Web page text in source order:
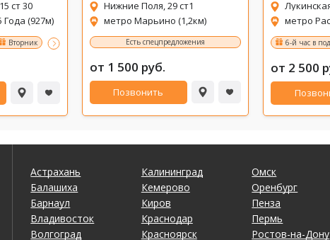
ст 30
(927м)
Вторник Среда и Четверг Именинникам скидка 20% на аренду бани!
Нижние Поля, 29 ст1
метро Марьино (1,2км)
Есть спецпредложения
от 1 500 руб.
Позвонить
метро
6-й час в
от 2 500
Астрахань
Балашиха
Барнаул
Владивосток
Волгоград
Калининград
Кемерово
Киров
Краснодар
Красноярск
Омск
Оренбург
Пенза
Пермь
Ростов-на-Дону